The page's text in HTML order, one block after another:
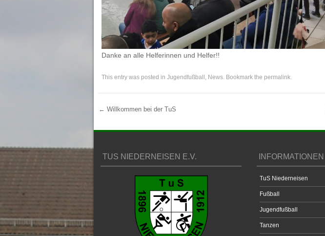
Danke an alle Helferinnen und Helfer!!
This entry was posted in Jugendfußball , News. Bookmark the permalink.
Post navigation
← Willkommen bei der TuS
TUS NIEDERNEISEN E.V. INFORMATIONEN
TuS Niederneisen
Fußball
Jugendfußball
Tanzen